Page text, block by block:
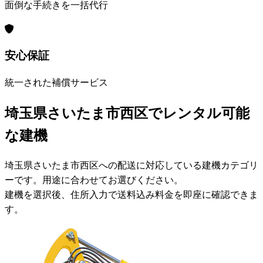
面倒な手続きを一括代行
安心保証
統一された補償サービス
埼玉県さいたま市西区でレンタル可能
な建機
埼玉県さいたま市西区への配送に対応している建機カテゴリ
ーです。用途に合わせてお選びください。
建機を選択後、住所入力で送料込み料金を即座に確認できま
す。